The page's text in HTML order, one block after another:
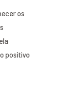
os
positivo